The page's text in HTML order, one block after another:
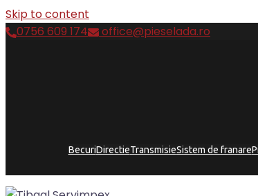
Skip to content
0756 609 174
office@pieselada.ro
BecuriDirectieTransmisieSistem de franare